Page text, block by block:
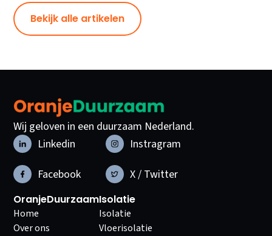
Bekijk alle artikelen
Wij geloven in een duurzaam Nederland.
Linkedin
Instragram
Facebook
X / Twitter
OranjeDuurzaam
Home
Over ons
Isolatie
Isolatie
Vloerisolatie